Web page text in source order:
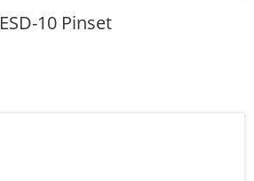
ESD-10 Pinset